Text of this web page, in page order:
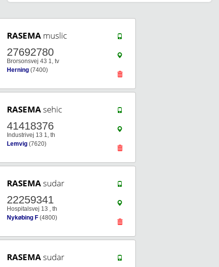
RASEMA muslic
27692780
Brorsonsvej 43 1, tv
Herning (7400)
RASEMAsehic
41418376
Industrivej 13 1, th
Lemvig (7620)
RASEMAsudar
22259341
Hospitalsvej 13 , th
Nykøbing F (4800)
RASEMAsudar